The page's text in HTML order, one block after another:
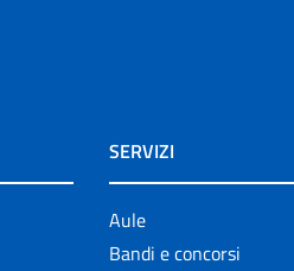
SERVIZI
Aule
Bandi e concorsi